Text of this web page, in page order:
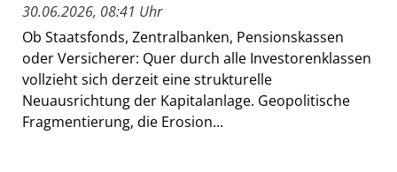
30.06.2026, 08:41 Uhr
Ob Staatsfonds, Zentralbanken, Pensionskassen
oder Versicherer: Quer durch alle Investorenklassen
vollzieht sich derzeit eine strukturelle
Neuausrichtung der Kapitalanlage. Geopolitische
Fragmentierung, die Erosion...